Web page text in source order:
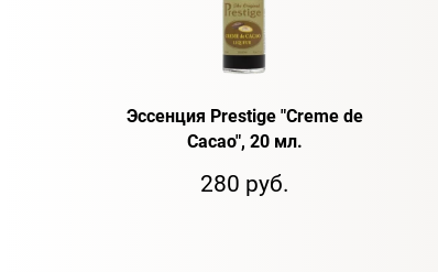
Эссенция Prestige "Creme de
Cacao", 20 мл.
280 руб.